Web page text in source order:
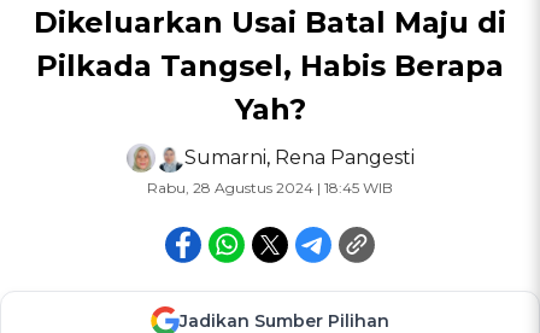
Dikeluarkan Usai Batal Maju di
Pilkada Tangsel, Habis Berapa
Yah?
Sumarni, Rena Pangesti
Rabu, 28 Agustus 2024 | 18:45 WIB
Jadikan Sumber Pilihan